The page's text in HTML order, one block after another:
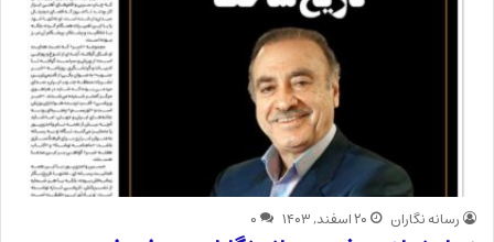
رسانه نگاران ۲۰ اسفند, ۱۴۰۳ ۰